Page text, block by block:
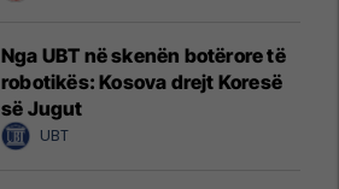
Nga UBT në skenën botërore të
robotikës: Kosova drejt Koresë
së Jugut
UBT